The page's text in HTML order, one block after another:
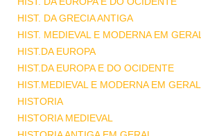
HIST. DA GRECIA ANTIGA
HIST. MEDIEVAL E MODERNA EM GERAL
HIST.DA EUROPA
HIST.DA EUROPA E DO OCIDENTE
HIST.MEDIEVAL E MODERNA EM GERAL
HISTORIA
HISTORIA MEDIEVAL